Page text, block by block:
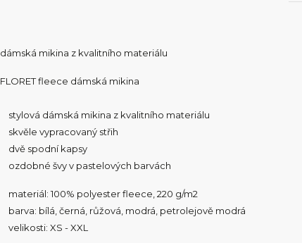
dámská mikina z kvalitního materiálu
FLORET fleece dámská mikina
stylová dámská mikina z kvalitního materiálu
skvěle vypracovaný střih
dvě spodní kapsy
ozdobné švy v pastelových barvách
materiál: 100% polyester fleece, 220 g/m2
barva: bílá, černá, růžová, modrá, petrolejově modrá
velikosti: XS - XXL